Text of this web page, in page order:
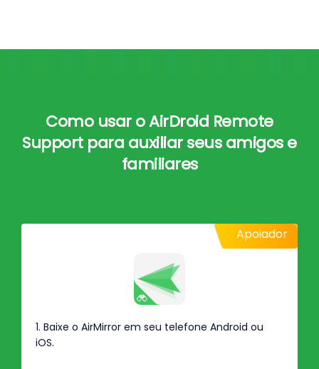
Como usar o AirDroid Remote
Support para auxiliar seus amigos e
familiares
Apoiador
1. Baixe o AirMirror em seu telefone Android ou
iOS.